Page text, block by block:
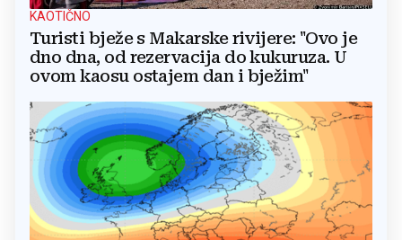
KAOTIČNO
Turisti bježe s Makarske rivijere: "Ovo je
dno dna, od rezervacija do kukuruza. U
ovom kaosu ostajem dan i bježim"